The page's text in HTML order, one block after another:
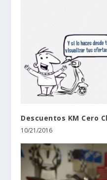
Descuentos KM Cero
10/21/2016